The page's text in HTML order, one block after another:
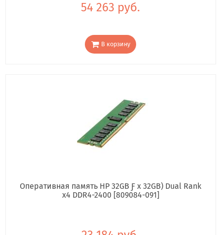
54 263 руб.
В корзину
Оперативная память HP 32GB Ƒ x 32GB) Dual Rank
x4 DDR4-2400 [809084-091]